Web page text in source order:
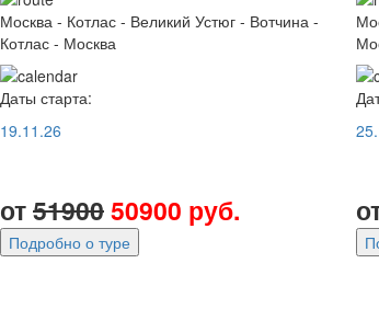
Москва - Котлас - Великий Устюг - Вотчина -
Котлас - Москва
Даты старта:
19.11.26
от5190050900 руб.
Подробно о туре